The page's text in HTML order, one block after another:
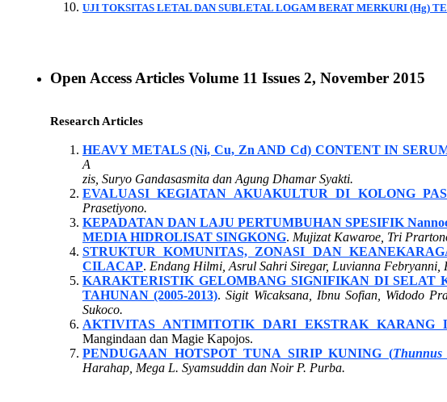
UJI TOKSITAS LETAL DAN SUBLETAL LOGAM BERAT MERKURI (Hg)
Open Access Articles Volume 11 Issues 2, November 2015
Research Articles
HEAVY METALS (Ni, Cu, Zn AND Cd) CONTENT IN
A
zis, Suryo Gandasasmita dan Agung Dhamar Syakti.
EVALUASI KEGIATAN AKUAKULTUR DI KOLONG
Prasetiyono.
KEPADATAN DAN LAJU PERTUMBUHAN SPESIFIK
MEDIA HIDROLISAT SINGKONG. Mujizat Kawaroe, Tri
STRUKTUR KOMUNITAS, ZONASI DAN
CILACAP. Endang Hilmi, Asrul Sahri Siregar, Luvianna
KARAKTERISTIK GELOMBANG SIGNIFIKAN DI SELAT
TAHUNAN (2005-2013).Sigit Wicaksana, Ibnu Sofian, Widodo
Sukoco.
AKTIVITAS ANTIMITOTIK DARI EKSTRAK KARANG
Mangindaan dan Magie Kapojos.
PENDUGAAN HOTSPOT TUNA SIRIP KUNING (Thunnus
Harahap, Mega L. Syamsuddin dan Noir P. Purba.